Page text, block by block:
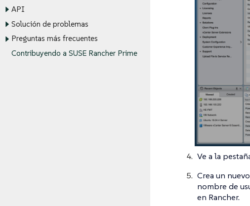
API
Solución de problemas
Preguntas más frecuentes
Contribuyendo a SUSE Rancher Prime
Ve a la
Crea un
nombre de
en Rancher.